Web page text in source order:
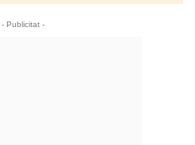
- Publicitat -